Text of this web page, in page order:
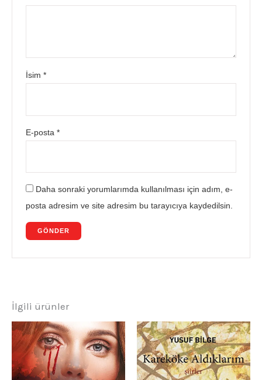
İsim*
E-posta*
Daha sonraki yorumlarımda kullanılması için adım, e-
posta adresim ve site adresim bu tarayıcıya kaydedilsin.
İlgili ürünler